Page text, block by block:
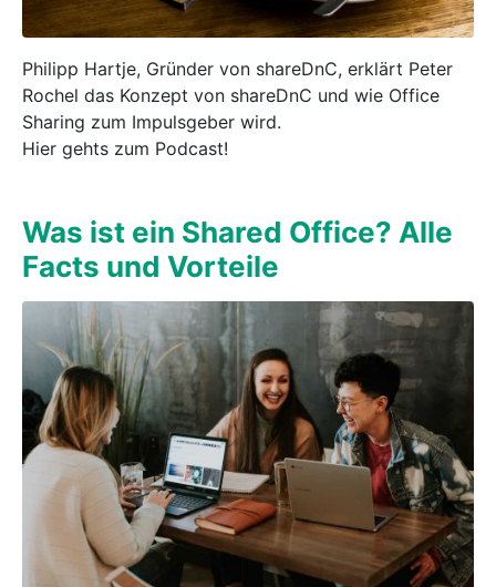
Philipp Hartje, Gründer von shareDnC, erklärt Peter
Rochel das Konzept von shareDnC und wie Office
Sharing zum Impulsgeber wird.
Hier gehts zum Podcast!
Was ist ein Shared Office? Alle
Facts und Vorteile